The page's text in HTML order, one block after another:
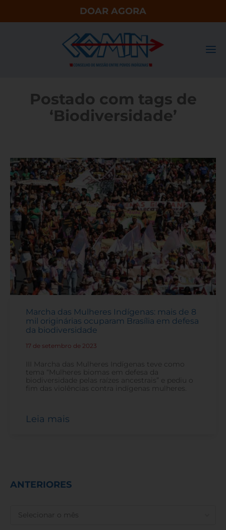
DOAR AGORA
Postado com tags de
‘Biodiversidade’
Marcha das Mulheres Indígenas: mais de 8
mil originárias ocuparam Brasília em defesa
da biodiversidade
17 de setembro de 2023
III Marcha das Mulheres Indígenas teve como
tema “Mulheres biomas em defesa da
biodiversidade pelas raízes ancestrais” e pediu o
fim das violências contra indígenas mulheres.
Leia mais
ANTERIORES